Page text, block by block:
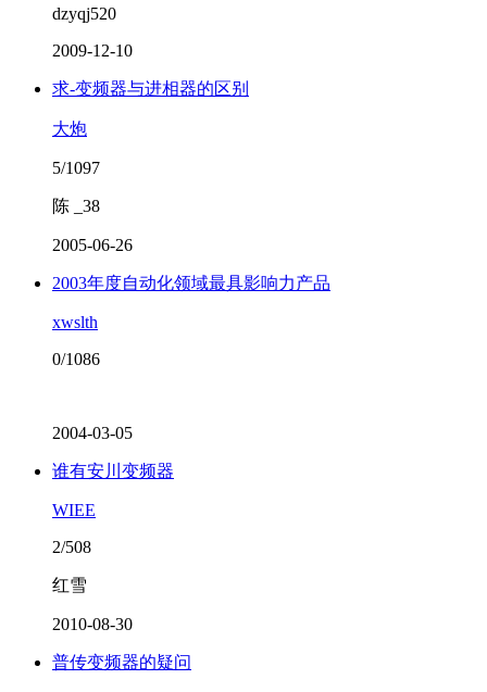
dzyqj520
2009-12-10
求-变频器与进相器的区别
大炮
5/1097
陈 _38
2005-06-26
2003年度自动化领域最具影响力产品
xwslth
0/1086
2004-03-05
谁有安川变频器
WIEE
2/508
红雪
2010-08-30
普传变频器的疑问